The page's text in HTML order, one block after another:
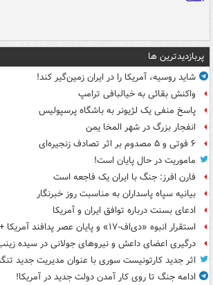
پربازدیدترین ها
شاید روسیه، آمریکا را در ایران زمین‌گیر کند!
واکنش بقائی به خیالبافی ترامپ
پاسخ منفی یک لژیونر به باشگاه پرسپولیس
انفجار بزرگ در شهر المخا یمن
۶ فوتی و ۵ مصدوم بر اثر تصادف زنجیره‌ای
ماموریت در حال پایان است!
فارن افرز: جنگ با ایران یک فاجعه است
بیانیه سپاه پاسداران به مناسبت روز خبرنگار
ادعای بسنت درباره توافق ایران و آمریکا
استقرار انبوه «دی‌اف‑۱۷» و پایان عصر پدافند آمریکا +عکس
درگیری اعضای داعش و نیروهای جولانی در سیده
اثر جدید کارتونیست سوری با عنوان مدیریت جدید
ادامه جنگ تا روی کار آمدن دولت جدید در آمریکا!